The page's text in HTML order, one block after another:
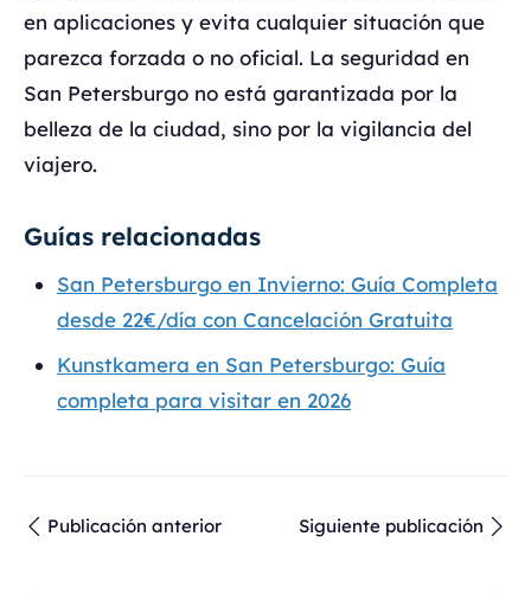
en aplicaciones y evita cualquier situación que
parezca forzada o no oficial. La seguridad en
San Petersburgo no está garantizada por la
belleza de la ciudad, sino por la vigilancia del
viajero.
Guías relacionadas
San Petersburgo en Invierno: Guía Completa
desde 22€/día con Cancelación Gratuita
Kunstkamera en San Petersburgo: Guía
completa para visitar en 2026
Publicación anterior Siguiente publicación